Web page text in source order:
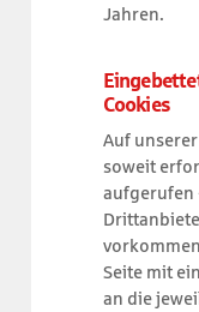
Jahren.
Cookies
Auf
soweit
aufgerufen
Seite mit
an die